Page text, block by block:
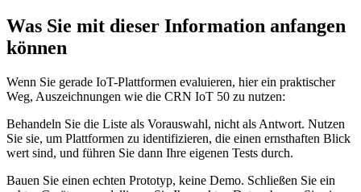
Was Sie mit dieser Information anfangen
können
Wenn Sie gerade IoT-Plattformen evaluieren, hier ein praktischer
Weg, Auszeichnungen wie die CRN IoT 50 zu nutzen:
Behandeln Sie die Liste als Vorauswahl, nicht als Antwort. Nutzen
Sie sie, um Plattformen zu identifizieren, die einen ernsthaften Blick
wert sind, und führen Sie dann Ihre eigenen Tests durch.
Bauen Sie einen echten Prototyp, keine Demo. Schließen Sie ein